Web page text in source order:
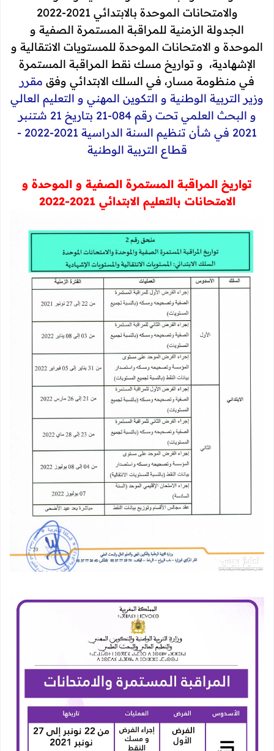
والامتحانات الموحدة بالابتدائي 2021-2022
الجدولة الزمنية للمراقبة المستمرة الصفية و
الموحدة و الامتحانات الموحدة للمستويات الانتقالية و
الإشهادية، و تواريخ مسك نقط المراقبة المستمرة
في منظومة مسار، في السلك الابتدائي وفق مقرر
وزير التربية الوطنية و التكوين المهني و التعليم العالي
و البحث العلمي تحت رقم 084-21 بتاريخ 21 شتنبر
2021 في شأن تنظيم السنة الدراسية 2021-2022 -
قطاع التربية الوطنية
تواريخ المراقبة المستمرة الصفية و الموحدة و
الامتحانات بالتعليم الابتدائي 2021-2022